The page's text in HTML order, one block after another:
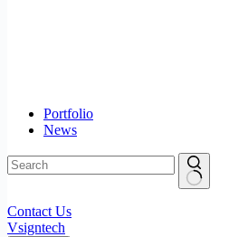
Portfolio
News
results
Contact Us
Vsigntech